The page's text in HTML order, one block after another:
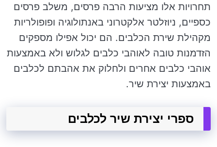
תחרויות אלו מציעות הרבה פרסים, משלב פרסים
כספיים, ניוזלטר אלקטרוני באנתולוגיה ופופולריות
מקהילת שירת הכלבים. הם יכול אפילו מספקים
הזדמנות טובה לאוהבי כלבים לגלוש ולא באמצעות
אוהבי כלבים אחרים ולחלוק את אהבתם לכלבים
באמצעות יצירת שיר.
ספרי יצירת שיר לכלבים